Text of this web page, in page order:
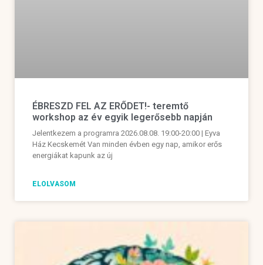
ÉBRESZD FEL AZ ERŐDET!- teremtő
workshop az év egyik legerősebb napján
Jelentkezem a programra 2026.08.08. 19:00-20:00 | Eyva
Ház Kecskemét Van minden évben egy nap, amikor erős
energiákat kapunk az új
ELOLVASOM